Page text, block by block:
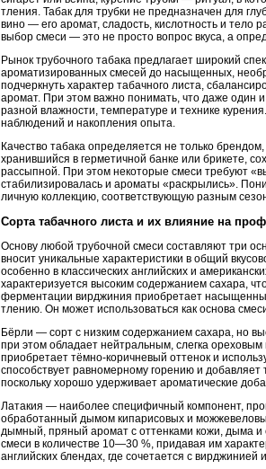
тления. Табак для трубки не предназначен для
вино — его аромат, сладость, кислотность и тело
выбор смеси — это не просто вопрос вкуса, а
Рынок трубочного табака предлагает широкий
ароматизированных смесей до насыщенных,
подчеркнуть характер табачного листа,
аромат. При этом важно понимать, что даже один
разной влажности, температуре и технике
наблюдений и накопления опыта.
Качество табака определяется не только
хранившийся в герметичной банке или брикете,
рассыпной. При этом некоторые смеси требуют
стабилизировалась и ароматы «раскрылись».
личную коллекцию, соответствующую разным
Сорта табачного листа и их влияние на
Основу любой трубочной смеси составляют три
вносит уникальные характеристики в общий
особенно в классических английских и
характеризуется высоким содержанием сахара,
ферментации вирджиния приобретает
тлению. Он может использоваться как основа
Бёрли — сорт с низким содержанием сахара, но
при этом обладает нейтральным, слегка
приобретает тёмно-коричневый оттенок и
способствует равномерному горению и
поскольку хорошо удерживает ароматические
Латакия — наиболее специфичный компонент,
обработанный дымом кипарисовых и
дымный, пряный аромат с оттенками кожи, дыма и
смеси в количестве 10—30 %, придавая им
английских блендах, где сочетается с вирджинией